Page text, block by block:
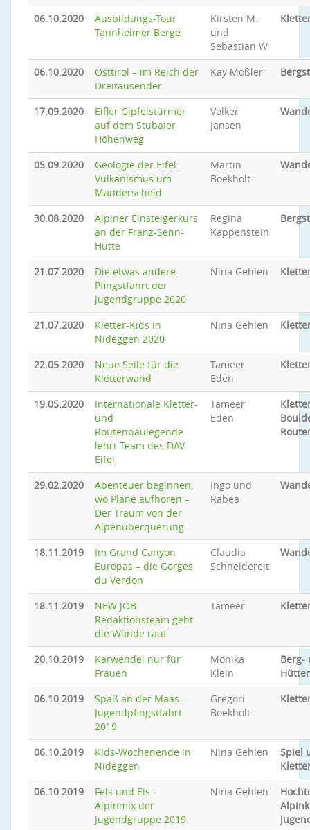
06.10.2020
Ausbildungs-Tour
Tannheimer Berge
Kirsten M.
und
Sebastian W
06.10.2020
Osttirol – im Reich der
Dreitausender
Kay Moßler
17.09.2020
Eifler Gipfelstürmer
auf dem Stubaier
Höhenweg
Volker
Jansen
05.09.2020
Geologie der Eifel:
Vulkanismus um
Manderscheid
Martin
Boekholt
30.08.2020
Alpiner Einsteigerkurs
an der Franz-Senn-
Hütte
Regina
Kappenstein
21.07.2020
Die etwas andere
Pfingstfahrt der
Jugendgruppe 2020
Nina Gehlen
21.07.2020
Kletter-Kids in
Nideggen 2020
Nina Gehlen
22.05.2020
Neue Seile für die
Kletterwand
Tameer
Eden
19.05.2020
Internationale Kletter-
und
Routenbaulegende
lehrt Team des DAV
Eifel
Tameer
Eden
29.02.2020
Abenteuer beginnen,
wo Pläne aufhören –
Der Traum von der
Alpenüberquerung
Ingo und
Rabea
18.11.2019
Im Grand Canyon
Europas – die Gorges
du Verdon
Claudia
Schneidereit
18.11.2019
NEW JOB
Redaktionsteam geht
die Wände rauf
Tameer
20.10.2019
Karwendel nur für
Frauen
Monika
Klein
Berg-
06.10.2019
Spaß an der Maas -
Jugendpfingstfahrt
2019
Gregori
Boekholt
06.10.2019
Kids-Wochenende in
Nideggen
Nina Gehlen
Spiel
06.10.2019
Fels und Eis -
Alpinmix der
Jugendgruppe 2019
Nina Gehlen